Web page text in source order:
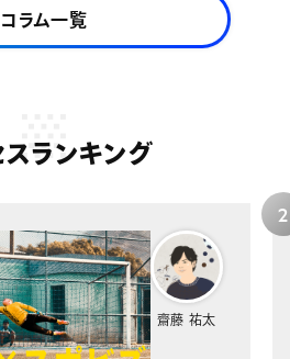
コラム一覧
スランキング
齋藤 祐太